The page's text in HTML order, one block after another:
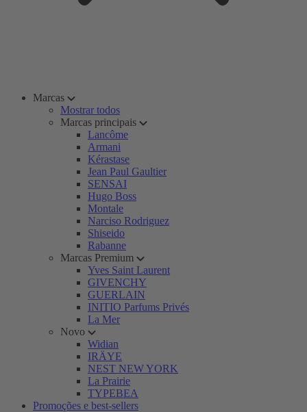
Marcas
Mostrar todos
Marcas principais
Lancôme
Armani
Kérastase
Jean Paul Gaultier
SENSAI
Hugo Boss
Montale
Narciso Rodriguez
Shiseido
Rabanne
Marcas Premium
Yves Saint Laurent
GIVENCHY
GUERLAIN
INITIO Parfums Privés
La Mer
Novo
Widian
IRÄYE
NEST NEW YORK
La Prairie
TYPEBEA
Promoções e best-sellers